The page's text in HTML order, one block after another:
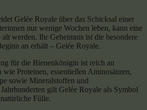
Gelée Royale über das Schicksal einer
nur wenige Wochen leben, kann eine
werden. Ihr Geheimnis ist die besondere
an erhält – Gelée Royale.
für die Bienenkönigin ist reich an
Proteinen, essentiellen Aminosäuren,
sowie Mineralstoffen und
gilt Gelée Royale als Symbol
Fülle.